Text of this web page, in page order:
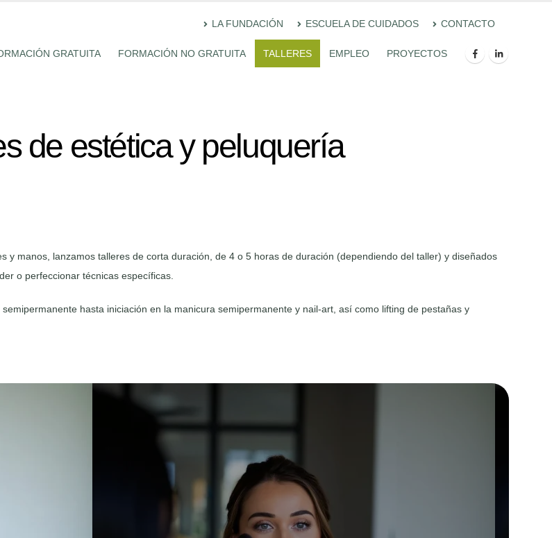
LA FUNDACIÓN ESCUELA DE CUIDADOS CONTACTO
GRATUITA FORMACIÓN NO GRATUITA TALLERES EMPLEO PROYECTOS
de estética y peluquería
manos, lanzamos talleres de corta duración, de 4 o 5 horas de duración (dependiendo del taller) y diseñados
o perfeccionar técnicas específicas.
hasta iniciación en la manicura semipermanente y nail-art, así como lifting de pestañas y